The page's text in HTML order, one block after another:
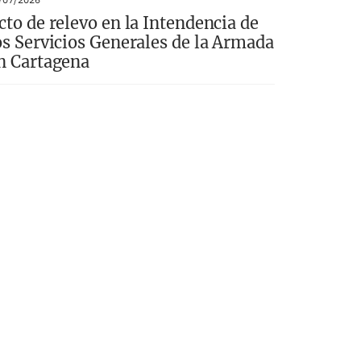
de relevo en la Intendencia de
Servicios Generales de la Armada
Cartagena